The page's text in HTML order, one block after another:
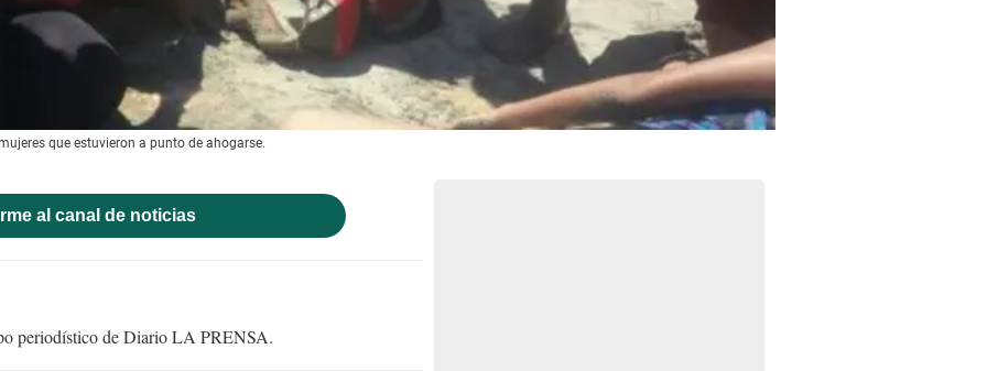
que estuvieron a punto de ahogarse.
al canal de noticias
periodístico de Diario LA PRENSA.